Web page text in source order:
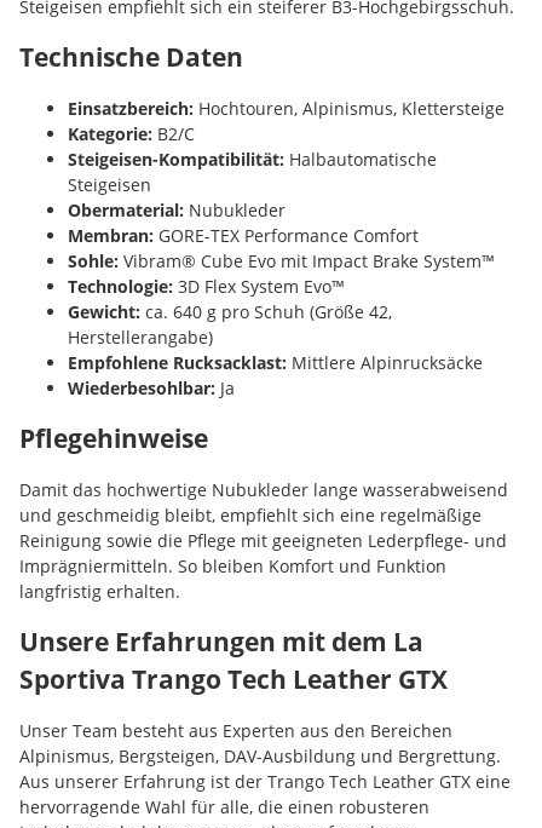
Steigeisen empfiehlt sich ein steiferer B3-Hochgebirgsschuh.
Technische Daten
Einsatzbereich: Hochtouren, Alpinismus, Klettersteige
Kategorie: B2/C
Steigeisen-Kompatibilität: Halbautomatische
Steigeisen
Obermaterial: Nubukleder
Membran: GORE-TEX Performance Comfort
Sohle: Vibram® Cube Evo mit Impact Brake System™
Technologie: 3D Flex System Evo™
Gewicht: ca. 640 g pro Schuh (Größe 42,
Herstellerangabe)
Empfohlene Rucksacklast: Mittlere Alpinrucksäcke
Wiederbesohlbar: Ja
Pflegehinweise
Damit das hochwertige Nubukleder lange wasserabweisend
und geschmeidig bleibt, empfiehlt sich eine regelmäßige
Reinigung sowie die Pflege mit geeigneten Lederpflege- und
Imprägniermitteln. So bleiben Komfort und Funktion
langfristig erhalten.
Unsere Erfahrungen mit dem La
Sportiva Trango Tech Leather GTX
Unser Team besteht aus Experten aus den Bereichen
Alpinismus, Bergsteigen, DAV-Ausbildung und Bergrettung.
Aus unserer Erfahrung ist der Trango Tech Leather GTX eine
hervorragende Wahl für alle, die einen robusteren